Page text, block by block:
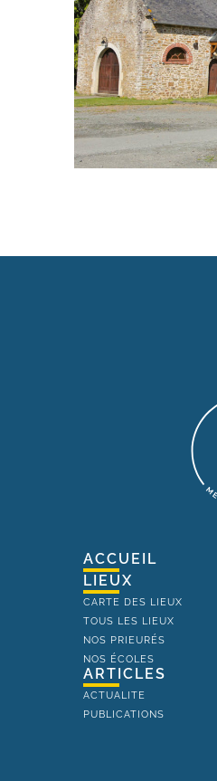
ACCUEIL
LIEUX
CARTE DES LIEUX
TOUS LES LIEUX
NOS PRIEURÉS
NOS ÉCOLES
ARTICLES
ACTUALITE
PUBLICATIONS